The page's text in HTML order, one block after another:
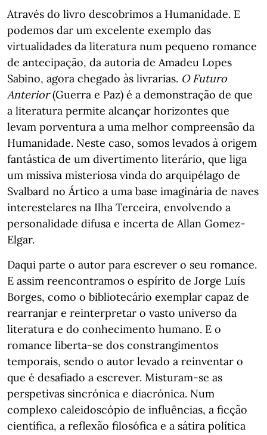
Através do livro descobrimos a Humanidade. E
podemos dar um excelente exemplo das
virtualidades da literatura num pequeno romance
de antecipação, da autoria de Amadeu Lopes
Sabino, agora chegado às livrarias. O Futuro
Anterior(Guerra e Paz) é a demonstração de que
a literatura permite alcançar horizontes que
levam porventura a uma melhor compreensão da
Humanidade. Neste caso, somos levados à origem
fantástica de um divertimento literário, que liga
um missiva misteriosa vinda do arquipélago de
Svalbard no Ártico a uma base imaginária de naves
interestelares na Ilha Terceira, envolvendo a
personalidade difusa e incerta de Allan Gomez-
Elgar.
Daqui parte o autor para escrever o seu romance.
E assim reencontramos o espírito de Jorge Luís
Borges, como o bibliotecário exemplar capaz de
rearranjar e reinterpretar o vasto universo da
literatura e do conhecimento humano. E o
romance liberta-se dos constrangimentos
temporais, sendo o autor levado a reinventar o
que é desafiado a escrever. Misturam-se as
perspetivas sincrónica e diacrónica. Num
complexo caleidoscópio de influências, a ficção
científica, a reflexão filosófica e a sátira política